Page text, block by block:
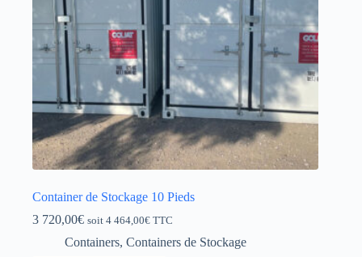
Container de Stockage 10 Pieds
3 720,00€ soit 4 464,00€ TTC
Containers, Containers de Stockage